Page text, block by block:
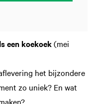
een koekoek(mei
het bijzondere
zo uniek? En wat